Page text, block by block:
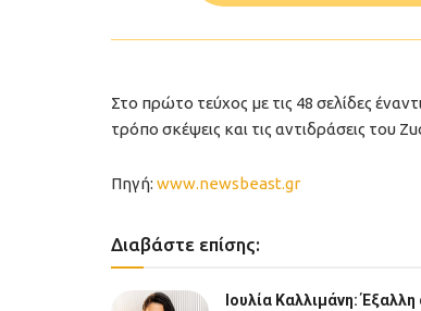
Στο πρώτο τεύχος με τις 48 σελίδες
τρόπο σκέψεις και τις αντιδράσεις του
Πηγή: www.newsbeast.gr
Διαβάστε επίσης:
Ιουλία Καλλιμάνη: Έξαλλη